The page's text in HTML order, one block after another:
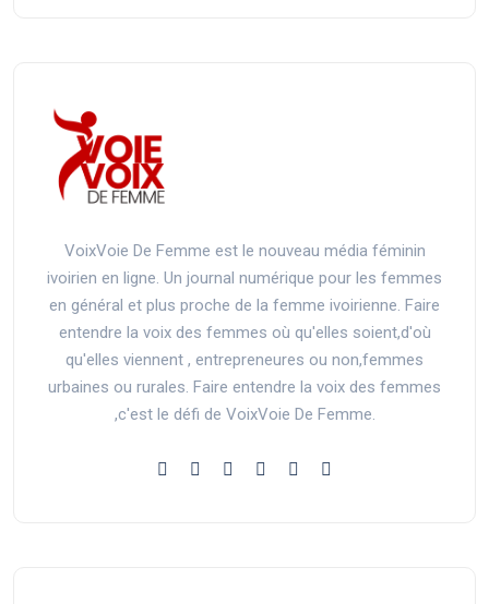
VoixVoie De Femme est le nouveau média féminin
ivoirien en ligne. Un journal numérique pour les femmes
en général et plus proche de la femme ivoirienne. Faire
entendre la voix des femmes où qu'elles soient,d'où
qu'elles viennent , entrepreneures ou non,femmes
urbaines ou rurales. Faire entendre la voix des femmes
,c'est le défi de VoixVoie De Femme.